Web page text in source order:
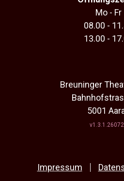
Mo - Fr
08.00 -
13.00 -
Breuninger
5001
Impressum